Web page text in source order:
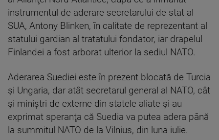
instrumentul de aderare secretarului de stat al
SUA, Antony Blinken, în calitate de reprezentant al
statului gardian al tratatului fondator, iar drapelul
Finlandei a fost arborat ulterior la sediul NATO.
Aderarea Suediei este în prezent blocată de Turcia
şi Ungaria, dar atât secretarul general al NATO, cât
şi miniştri de externe din statele aliate şi-au
exprimat speranţa că Suedia va putea adera până
la summitul NATO de la Vilnius, din luna iulie.